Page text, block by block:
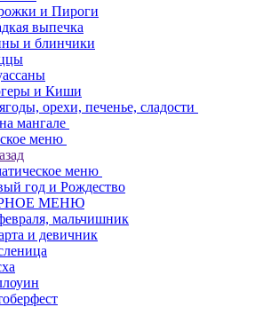
и Пироги
выпечка
и блинчики
и Киши
орехи, печенье, сладости
мангале
меню
меню
год и Рождество
МЕНЮ
мальчишник
и девичник